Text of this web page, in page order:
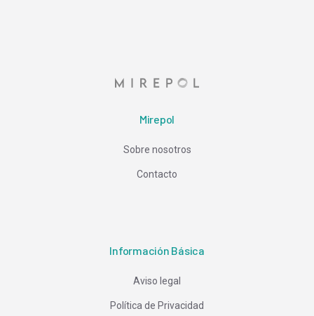
Mirepol
Sobre nosotros
Contacto
Información Básica
Aviso legal
Política de Privacidad